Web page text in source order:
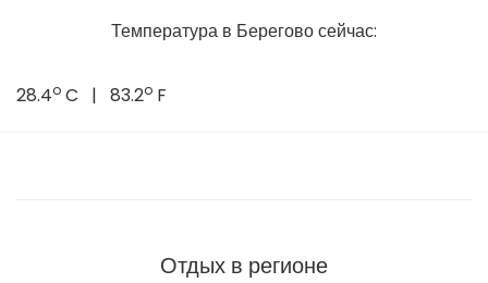
Температура в Берегово сейчас:
28.4o C | 83.2o F
Отдых в регионе